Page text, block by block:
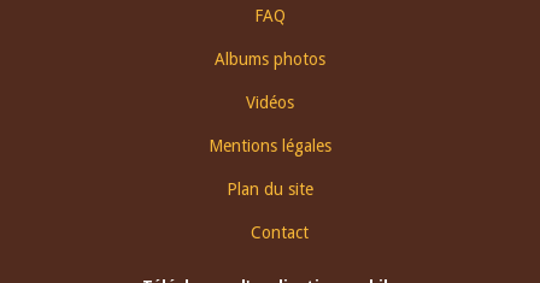
FAQ
Albums photos
Vidéos
Mentions légales
Plan du site
Contact